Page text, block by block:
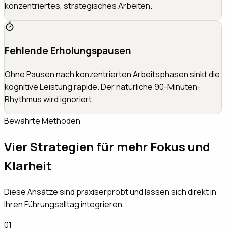
konzentriertes, strategisches Arbeiten.
Fehlende Erholungspausen
Ohne Pausen nach konzentrierten Arbeitsphasen sinkt die
kognitive Leistung rapide. Der natürliche 90-Minuten-
Rhythmus wird ignoriert.
Bewährte Methoden
Vier Strategien für mehr Fokus und
Klarheit
Diese Ansätze sind praxiserprobt und lassen sich direkt in
Ihren Führungsalltag integrieren.
01